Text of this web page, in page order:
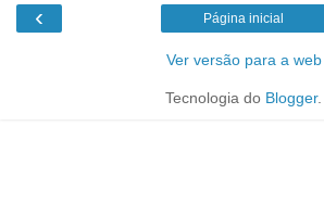
‹ Página inicial
Ver versão para a web
Tecnologia do Blogger.